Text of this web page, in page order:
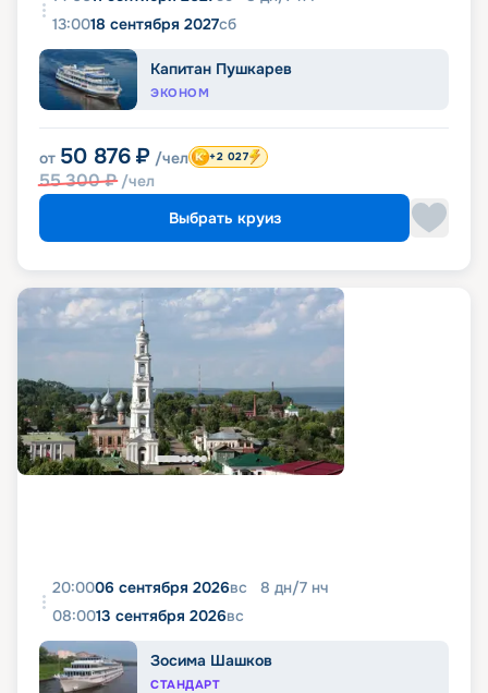
13:0018 сентября 2027сб
Капитан Пушкарев
ЭКОНОМ
от 50 876 ₽ /чел
55 300₽ /чел
+2 027
Выбрать круиз
20:0006 сентября 2026вс 8 дн/7 нч
08:0013 сентября 2026вс
Зосима Шашков
СТАНДАРТ